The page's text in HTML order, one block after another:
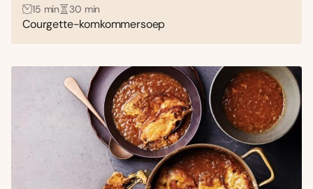
15 min 30 min
Courgette-komkommersoep